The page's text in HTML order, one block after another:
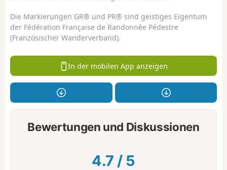
Die Markierungen GR® und PR® sind geistiges Eigentum
der Fédération Française de Randonnée Pédestre
(Französischer Wanderverband).
In der mobilen App anzeigen
Bewertungen und Diskussionen
4.7 / 5